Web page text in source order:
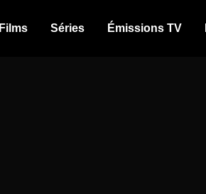
Films Séries Émissions TV